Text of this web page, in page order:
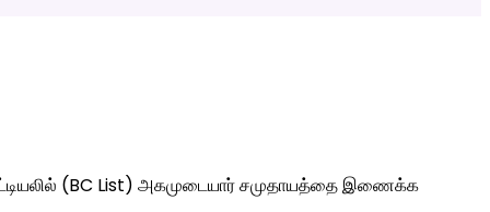
(BC List) அகமுடையார் சமுதாயத்தை இணைக்க